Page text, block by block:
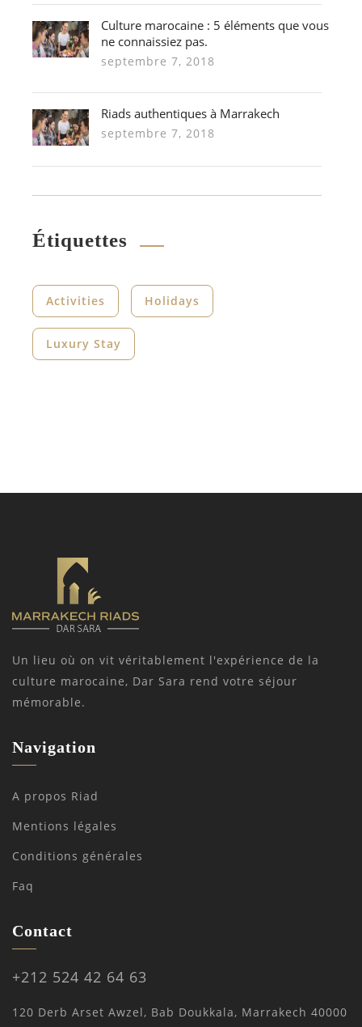
Culture marocaine : 5 éléments que vous
ne connaissiez pas.
septembre 7, 2018
Riads authentiques à Marrakech
septembre 7, 2018
Étiquettes
Activities Holidays
Luxury Stay
Un lieu où on vit véritablement l'expérience de la
culture marocaine, Dar Sara rend votre séjour
mémorable.
Navigation
A propos Riad
Mentions légales
Conditions générales
Faq
Contact
+212 524 42 64 63
120 Derb Arset Awzel, Bab Doukkala, Marrakech 40000